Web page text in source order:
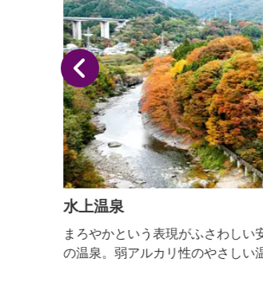
水上温泉
まろやかという表現がふさわしい
の温泉。弱アルカリ性のやさしい